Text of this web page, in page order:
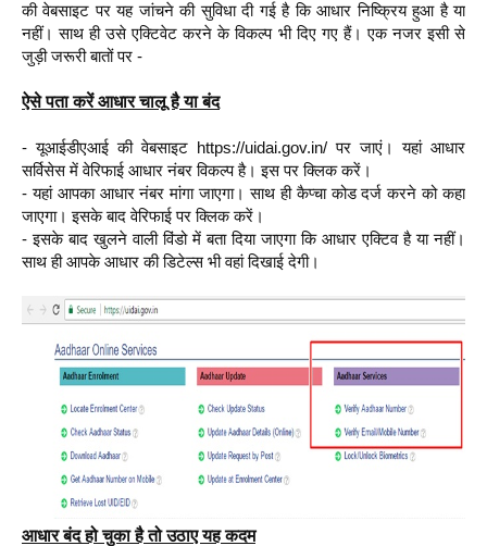
की वेबसाइट पर यह जांचने की सुविधा दी गई है कि आधार निष्क्रिय हुआ है या
नहीं। साथ ही उसे एक्टिवेट करने के विकल्प भी दिए गए हैं। एक नजर इसी से
जुड़ी जरूरी बातों पर -
ऐसे पता करें आधार चालू है या बंद
- यूआईडीएआई की वेबसाइट https://uidai.gov.in/ पर जाएं। यहां आधार
सर्विसेस में वेरिफाई आधार नंबर विकल्प है। इस पर क्लिक करें।
- यहां आपका आधार नंबर मांगा जाएगा। साथ ही कैप्चा कोड दर्ज करने को कहा
जाएगा। इसके बाद वेरिफाई पर क्लिक करें।
- इसके बाद खुलने वाली विंडो में बता दिया जाएगा कि आधार एक्टिव है या नहीं।
साथ ही आपके आधार की डिटेल्स भी वहां दिखाई देगी।
आधार बंद हो चुका है तो उठाए यह कदम